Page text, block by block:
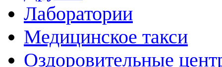
Лаборатории
Медицинское такси
Оздоровительные